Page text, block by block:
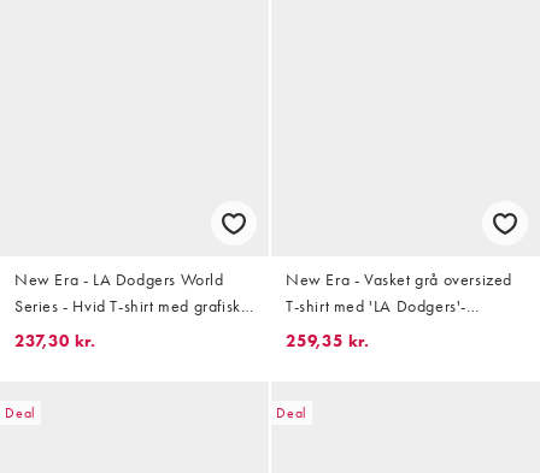
New Era - LA Dodgers World
Series - Hvid T-shirt med grafisk
print på ryggen
237,30 kr.
New Era - Vasket grå oversized
T-shirt med 'LA Dodgers'-
logoapplikation i firkantet
259,35 kr.
Deal Deal